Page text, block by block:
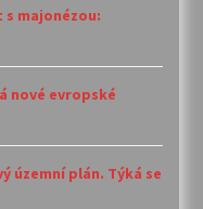
majonézou:
nové evropské
územní plán. Týká se